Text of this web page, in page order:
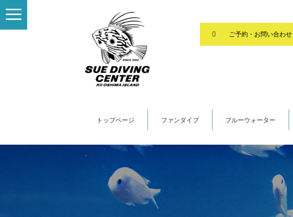
toggle
navigation
ご予約・お問い合わせ
トップページ ファンダイブ ブルーウォーター